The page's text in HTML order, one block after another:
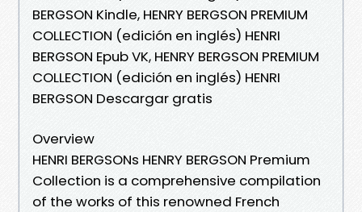
BERGSON Kindle, HENRY BERGSON PREMIUM
COLLECTION (edición en inglés) HENRI
BERGSON Epub VK, HENRY BERGSON PREMIUM
COLLECTION (edición en inglés) HENRI
BERGSON Descargar gratis
Overview
HENRI BERGSONs HENRY BERGSON Premium
Collection is a comprehensive compilation
of the works of this renowned French